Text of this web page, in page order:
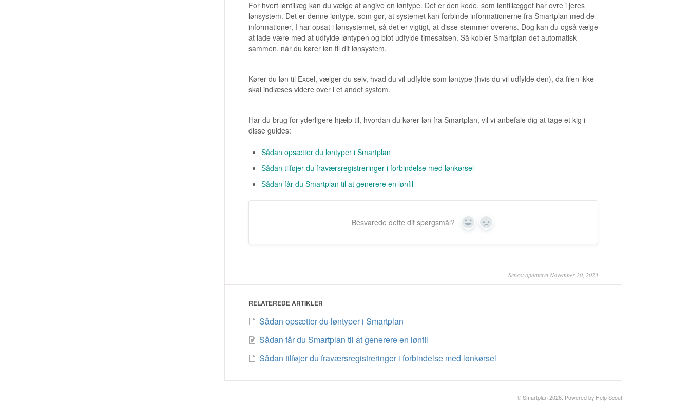
For hvert løntillæg kan du vælge at angive en løntype. Det er den kode, som løntillægget har ovre i jeres
lønsystem. Det er denne løntype, som gør, at systemet kan forbinde informationerne fra Smartplan med de
informationer, I har opsat i lønsystemet, så det er vigtigt, at disse stemmer overens. Dog kan du også vælge
at lade være med at udfylde løntypen og blot udfylde timesatsen. Så kobler Smartplan det automatisk
sammen, når du kører løn til dit lønsystem.
Kører du løn til Excel, vælger du selv, hvad du vil udfylde som løntype (hvis du vil udfylde den), da filen ikke
skal indlæses videre over i et andet system.
Har du brug for yderligere hjælp til, hvordan du kører løn fra Smartplan, vil vi anbefale dig at tage et kig i
disse guides:
Sådan opsætter du løntyper i Smartplan
Sådan tilføjer du fraværsregistreringer i forbindelse med lønkørsel
Sådan får du Smartplan til at generere en lønfil
Besvarede dette dit spørgsmål? Yes No
Senest opdateret November 20, 2023
RELATEREDE ARTIKLER
Sådan opsætter du løntyper i Smartplan
Sådan får du Smartplan til at generere en lønfil
Sådan tilføjer du fraværsregistreringer i forbindelse med lønkørsel
© Smartplan 2026. Powered by Help Scout